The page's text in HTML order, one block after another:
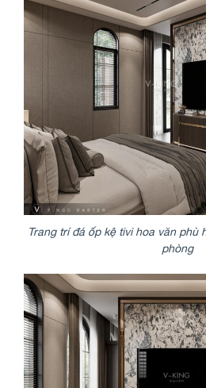
Trang trí đá ốp kệ tivi hoa văn phù
phòng